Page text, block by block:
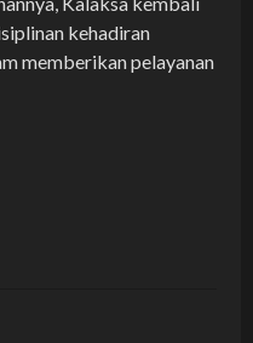
kehadiran
memberikan pelayanan